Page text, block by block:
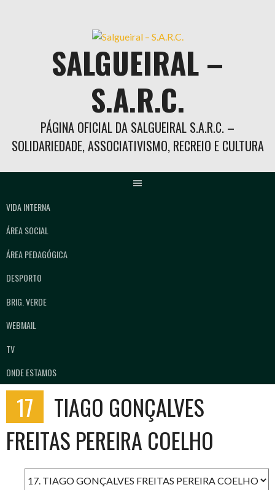
SALGUEIRAL –
S.A.R.C.
PÁGINA OFICIAL DA SALGUEIRAL S.A.R.C. –
SOLIDARIEDADE, ASSOCIATIVISMO, RECREIO E CULTURA
VIDA INTERNA
ÁREA SOCIAL
ÁREA PEDAGÓGICA
DESPORTO
BRIG. VERDE
WEBMAIL
TV
ONDE ESTAMOS
17
TIAGO GONÇALVES
FREITAS PEREIRA COELHO